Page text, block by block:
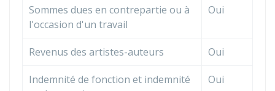
Sommes dues en contrepartie ou à
l'occasion d'un travail
Oui
Revenus des artistes-auteurs Oui
Indemnité de fonction et indemnité
Oui